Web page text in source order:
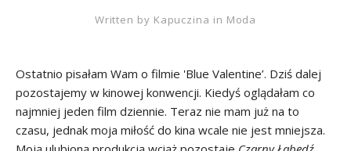
Written by Kapuczina in Moda
Ostatnio pisałam Wam o filmie 'Blue Valentine’. Dziś dalej
pozostajemy w kinowej konwencji. Kiedyś oglądałam co
najmniej jeden film dziennie. Teraz nie mam już na to
czasu, jednak moja miłość do kina wcale nie jest mniejsza.